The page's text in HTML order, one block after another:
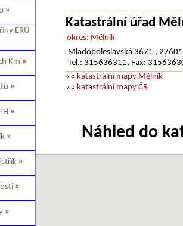
»
ERÚ
Km »
»
»
»
»
»
»
Katastrální úřad
okres: Mělník
Mladoboleslavská 3671 ,
Tel.: 315636311, Fax:
«« katastrální mapy Mělník
«« katastrální mapy ČR
Náhled do